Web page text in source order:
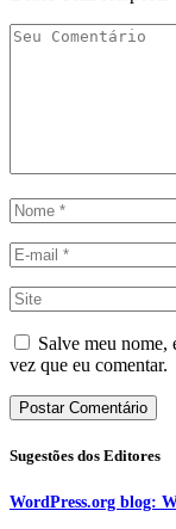
Salve meu nome,
vez que eu comentar.
Sugestões dos Editores
WordPress.org blog: